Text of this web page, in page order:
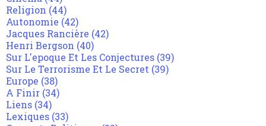
Religion (44)
Autonomie (42)
Jacques Rancière (42)
Henri Bergson (40)
Sur L'epoque Et Les Conjectures (39)
Sur Le Terrorisme Et Le Secret (39)
Europe (38)
A Finir (34)
Liens (34)
Lexiques (33)